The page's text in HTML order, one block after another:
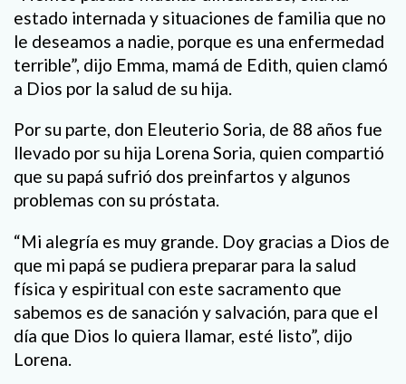
estado internada y situaciones de familia que no
le deseamos a nadie, porque es una enfermedad
terrible”, dijo Emma, mamá de Edith, quien clamó
a Dios por la salud de su hija.
Por su parte, don Eleuterio Soria, de 88 años fue
llevado por su hija Lorena Soria, quien compartió
que su papá sufrió dos preinfartos y algunos
problemas con su próstata.
“Mi alegría es muy grande. Doy gracias a Dios de
que mi papá se pudiera preparar para la salud
física y espiritual con este sacramento que
sabemos es de sanación y salvación, para que el
día que Dios lo quiera llamar, esté listo”, dijo
Lorena.